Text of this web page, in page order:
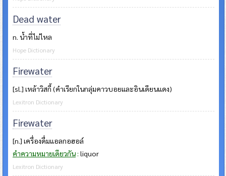
Dead water
n. น้ำที่ไม่ไหล
Hope Dictionary
Firewater
[sl.] เหล้าวิสกี้ (คำเรียกในกลุ่มคาวบอยและอินเดียนแดง)
Lexitron Dictionary
Firewater
[n.] เครื่องดื่มแอลกอฮอล์
คำความหมายเดียวกัน : liquor
Lexitron Dictionary